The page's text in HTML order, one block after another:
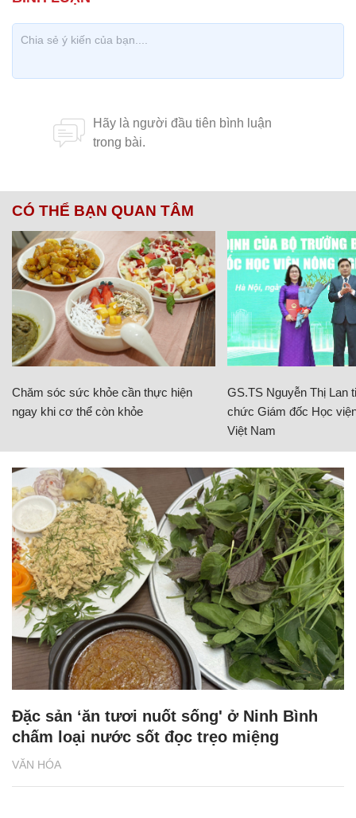
CÓ THỂ BẠN QUAN TÂM
Chăm sóc sức khỏe cần thực hiện
ngay khi cơ thể còn khỏe
GS.TS Nguyễn Thị Lan
chức Giám đốc Học
Việt Nam
VĂN HÓA
Đặc sản ‘ăn tươi nuốt sống' ở Ninh Bình
chấm loại nước sốt đọc trẹo miệng